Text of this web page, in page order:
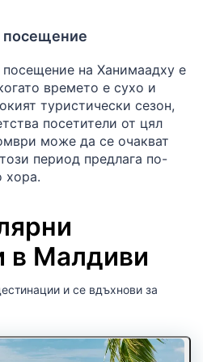
посещение
на Ханимаадху е
времето е сухо и
туристически сезон,
посетители от цял
може да се очакват
период предлага по-
хора.
в Малдиви
и се вдъхнови за